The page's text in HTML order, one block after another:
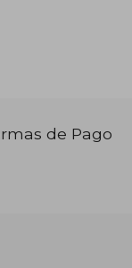
de Pago